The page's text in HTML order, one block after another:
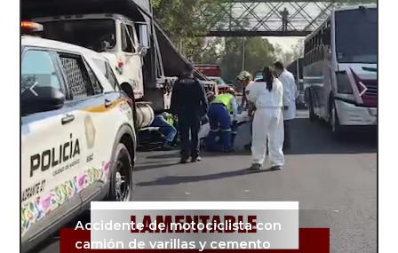
Accidente de motociclista con
camión de varillas y cemento